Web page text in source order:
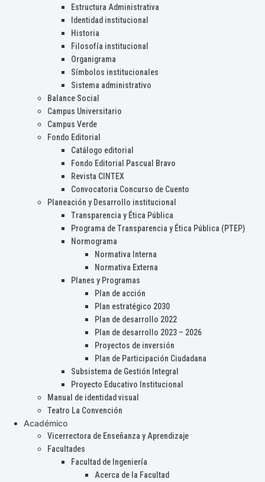
Estructura Administrativa
Identidad institucional
Historia
Filosofía institucional
Organigrama
Símbolos institucionales
Sistema administrativo
Balance Social
Campus Universitario
Campus Verde
Fondo Editorial
Catálogo editorial
Fondo Editorial Pascual Bravo
Revista CINTEX
Convocatoria Concurso de Cuento
Planeación y Desarrollo institucional
Transparencia y Ética Pública
Programa de Transparencia y Ética Pública (PTEP)
Normograma
Normativa Interna
Normativa Externa
Planes y Programas
Plan de acción
Plan estratégico 2030
Plan de desarrollo 2022
Plan de desarrollo 2023 – 2026
Proyectos de inversión
Plan de Participación Ciudadana
Subsistema de Gestión Integral
Proyecto Educativo Institucional
Manual de identidad visual
Teatro La Convención
Académico
Vicerrectora de Enseñanza y Aprendizaje
Facultades
Facultad de Ingeniería
Acerca de la Facultad